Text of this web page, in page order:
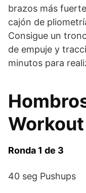
brazos más
cajón de
Consigue un
de empuje y
minutos para
Workout
Ronda 1 de 3
40 seg Pushups